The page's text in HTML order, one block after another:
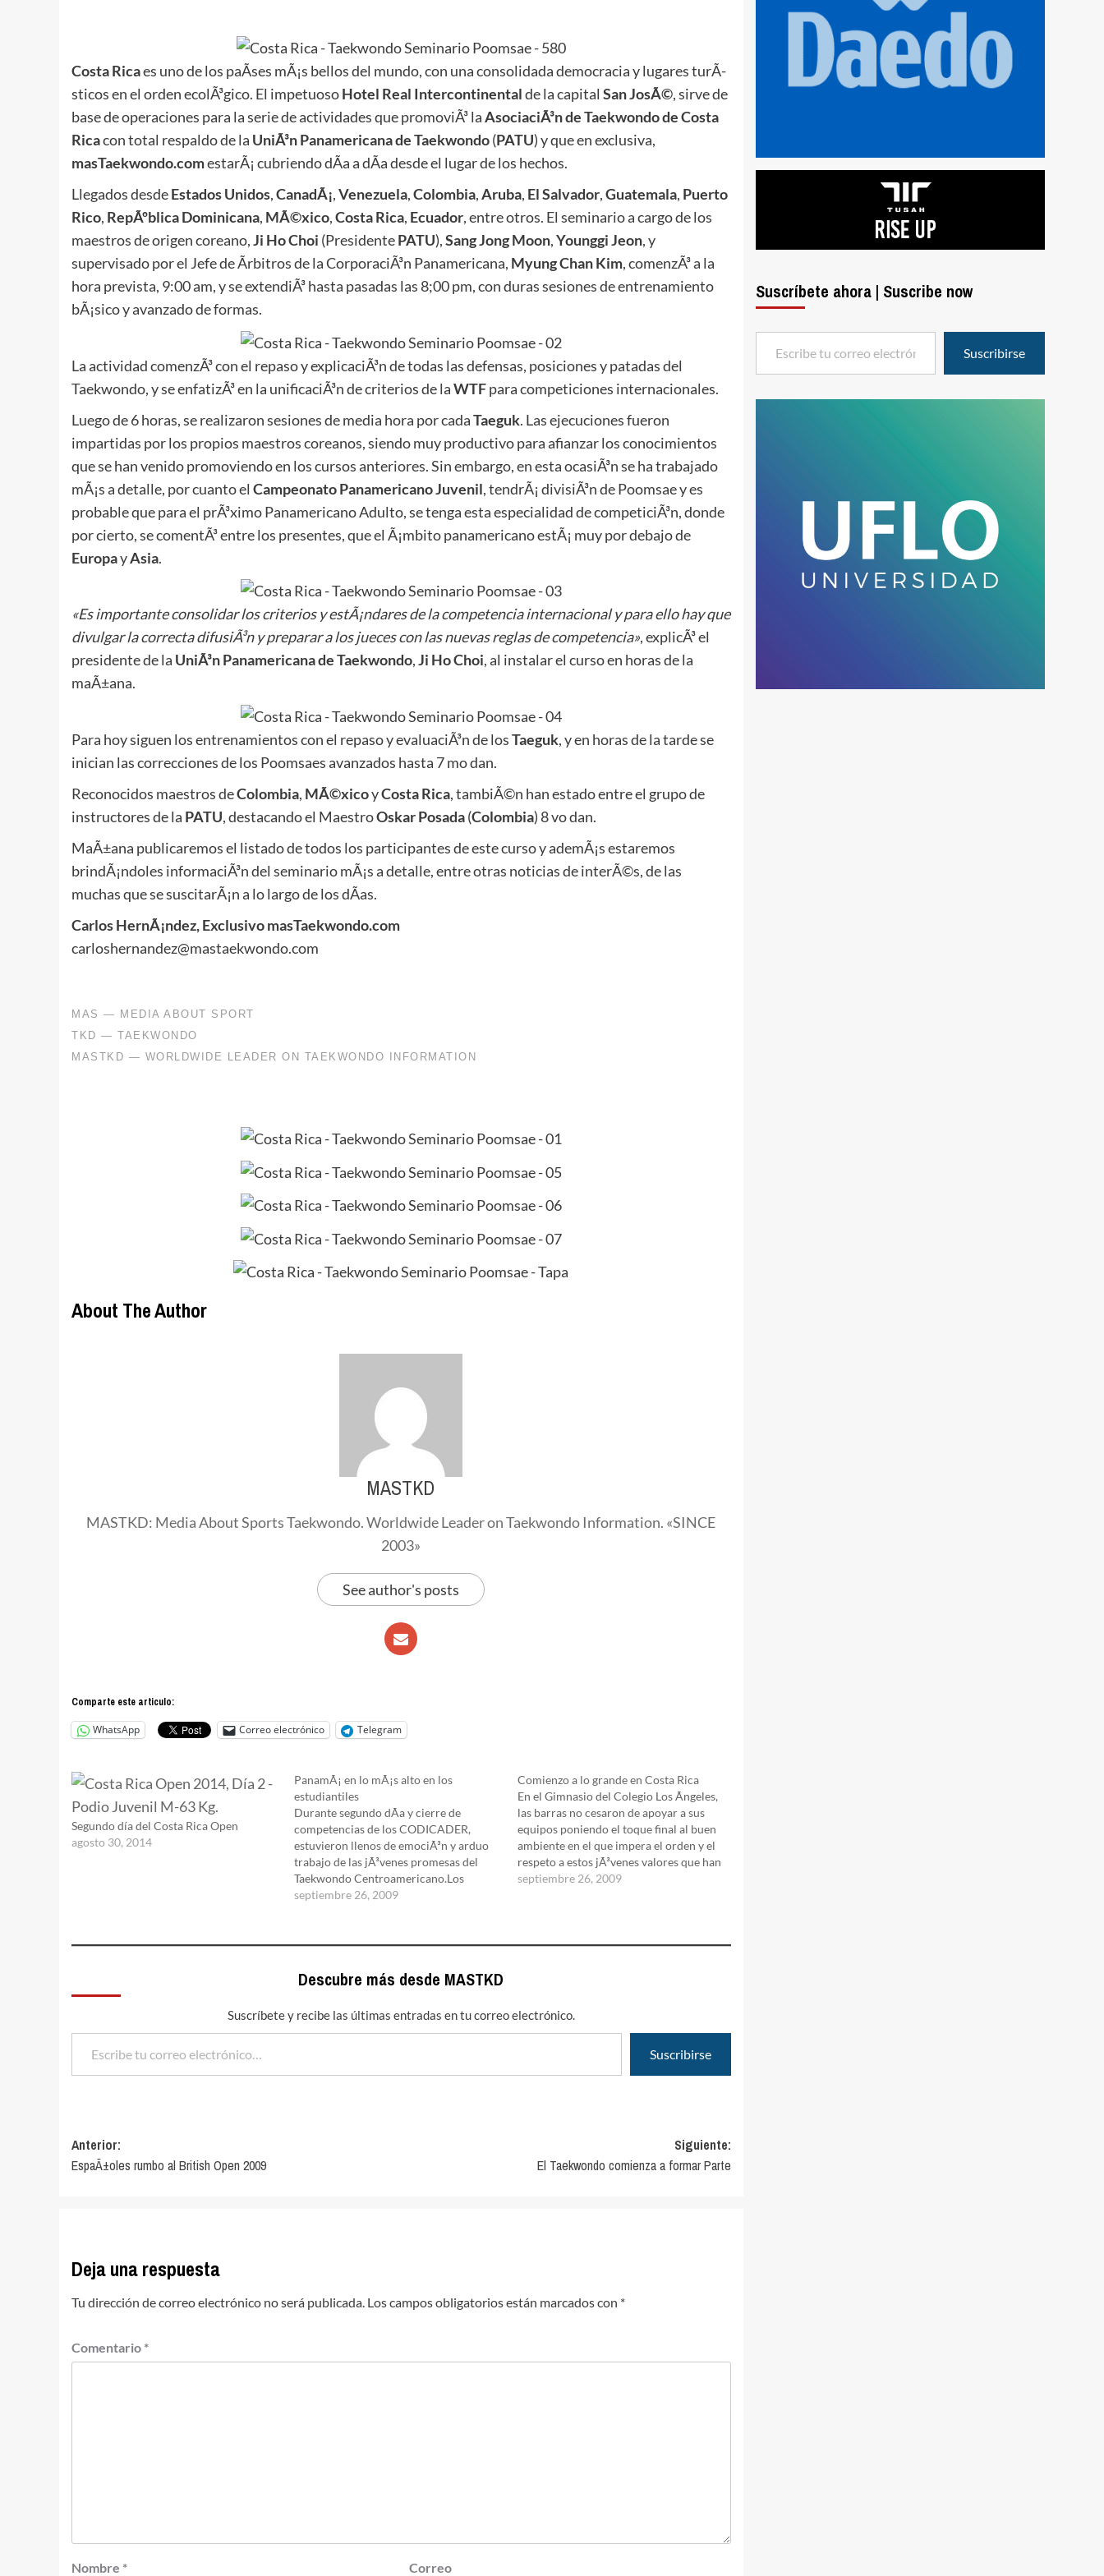
Costa Ricaes uno de los paÃ­ses mÃ¡s bellos del mundo, con una consolidada democracia y lugares turÃ­
sticos en el orden ecolÃ³gico. El impetuosoHotel Real Intercontinentalde la capital San JosÃ©, sirve de
base de operaciones para la serie de actividades que promoviÃ³ laAsociaciÃ³n de Taekwondo de Costa
Ricacon total respaldo de la UniÃ³n Panamericana de Taekwondo(PATU) y que en exclusiva,
masTaekwondo.comestarÃ¡ cubriendo dÃ­a a dÃ­a desde el lugar de los hechos.
Llegados desdeEstados Unidos,CanadÃ¡,Venezuela,Colombia,Aruba, El Salvador,Guatemala, Puerto
Rico, RepÃºblica Dominicana, MÃ©xico,Costa Rica, Ecuador, entre otros. El seminario a cargo de los
maestros de origen coreano,Ji Ho Choi (PresidentePATU),Sang Jong Moon,Younggi Jeon, y
supervisado por el Jefe de Ãrbitros de la CorporaciÃ³n Panamericana, Myung Chan Kim, comenzÃ³ a la
hora prevista, 9:00 am, y se extendiÃ³ hasta pasadas las 8;00 pm, con duras sesiones de entrenamiento
bÃ¡sico y avanzado de formas.
La actividad comenzÃ³ con el repaso y explicaciÃ³n de todas las defensas, posiciones y patadas del
Taekwondo, y se enfatizÃ³ en la unificaciÃ³n de criterios de laWTFpara competiciones internacionales.
Luego de 6 horas, se realizaron sesiones de media hora por cadaTaeguk. Las ejecuciones fueron
impartidas por los propios maestros coreanos, siendo muy productivo para afianzar los conocimientos
que se han venido promoviendo en los cursos anteriores. Sin embargo, en esta ocasiÃ³n se ha trabajado
mÃ¡s a detalle, por cuanto el Campeonato Panamericano Juvenil, tendrÃ¡ divisiÃ³n de Poomsae y es
probable que para el prÃ³ximo Panamericano Adulto, se tenga esta especialidad de competiciÃ³n, donde
por cierto, se comentÃ³ entre los presentes, que el Ã¡mbito panamericano estÃ¡ muy por debajo de
EuropayAsia.
«Es importante consolidar los criterios y estÃ¡ndares de la competencia internacional y para ello hay que
divulgar la correcta difusiÃ³n y preparar a los jueces con las nuevas reglas de competencia», explicÃ³ el
presidente de la UniÃ³n Panamericana de Taekwondo,Ji Ho Choi, al instalar el curso en horas de la
maÃ±ana.
Para hoy siguen los entrenamientos con el repaso y evaluaciÃ³n de losTaeguk, y en horas de la tarde se
inician las correcciones de los Poomsaes avanzados hasta 7 mo dan.
Reconocidos maestros deColombia, MÃ©xicoyCosta Rica, tambiÃ©n han estado entre el grupo de
instructores de la PATU, destacando el MaestroOskar Posada(Colombia) 8 vo dan.
MaÃ±ana publicaremos el listado de todos los participantes de este curso y ademÃ¡s estaremos
brindÃ¡ndoles informaciÃ³n del seminario mÃ¡s a detalle, entre otras noticias de interÃ©s, de las
muchas que se suscitarÃ¡n a lo largo de los dÃ­as.
Carlos HernÃ¡ndez, Exclusivo masTaekwondo.com
carloshernandez@mastaekwondo.com
About The Author
MASTKD
MASTKD: Media About Sports Taekwondo. Worldwide Leader on Taekwondo Information. «SINCE
2003»
See author's posts
Comparte este articulo:
WhatsApp Correo electrónico Telegram
Segundo día del Costa Rica Open
agosto 30, 2014
PanamÃ¡ en lo mÃ¡s alto en los
estudiantiles
Durante segundo dÃ­a y cierre de
competencias de los CODICADER,
estuvieron llenos de emociÃ³n y arduo
trabajo de las jÃ³venes promesas del
Taekwondo Centroamericano.Los
"Canaleros" celebraron a lo grande,
tÃ©cnicos, se sintieron dueÃ±os del
septiembre 26, 2009
Comienzo a lo grande en Costa Rica
En el Gimnasio del Colegio Los Ãngeles,
las barras no cesaron de apoyar a sus
equipos poniendo el toque final al buen
ambiente en el que impera el orden y el
respeto a estos jÃ³venes valores que han
llegado a Costa Rica a dar lo mejor de
septiembre 26, 2009
Descubre más desde MASTKD
Suscríbete y recibe las últimas entradas en tu correo electrónico.
Escribe tu correo electrónico…
Suscribirse
Navegación
de
Anterior:
EspaÃ±oles rumbo al British Open 2009
Siguiente:
El Taekwondo comienza a formar Parte
Deja una respuesta
Tu dirección de correo electrónico no será publicada. Los campos obligatorios están marcados con *
Comentario *
Nombre * Correo
Suscríbete ahora | Suscribe now
Escribe tu correo electrónico…
Suscribirse